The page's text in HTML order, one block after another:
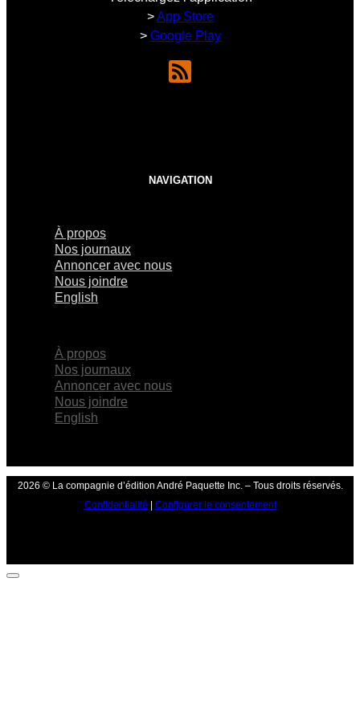
>App Store
> Google Play
NAVIGATION
À propos
Nos journaux
Annoncer avec nous
Nous joindre
English
À propos
Nos journaux
Annoncer avec nous
Nous joindre
English
2026 © La compagnie d’édition André Paquette Inc. – Tous droits réservés.
Confidentialité | Configurer le consentement